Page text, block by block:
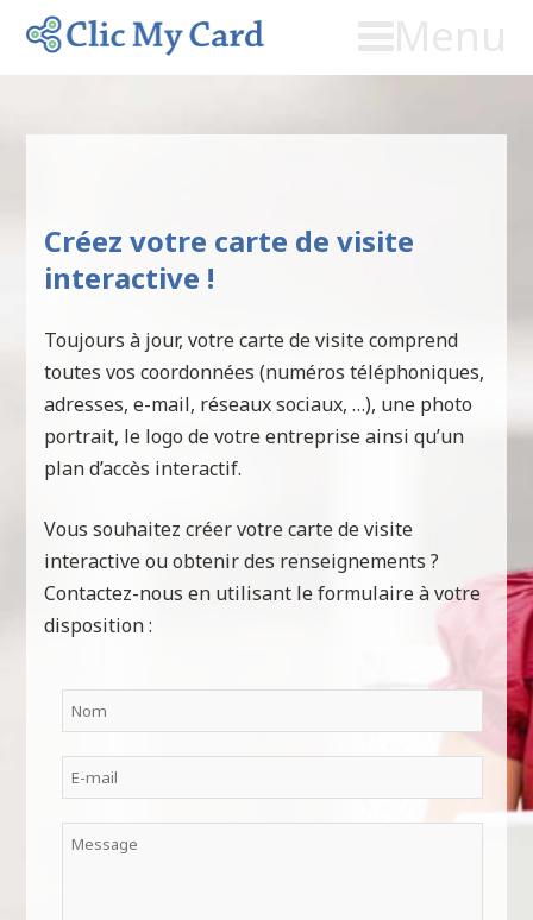
Créez votre carte de visite
interactive !
Toujours à jour, votre carte de visite comprend
toutes vos coordonnées (numéros téléphoniques,
adresses, e-mail, réseaux sociaux, …), une photo
portrait, le logo de votre entreprise ainsi qu’un
plan d’accès interactif.
Vous souhaitez créer votre carte de visite
interactive ou obtenir des renseignements ?
Contactez-nous en utilisant le formulaire à votre
disposition :